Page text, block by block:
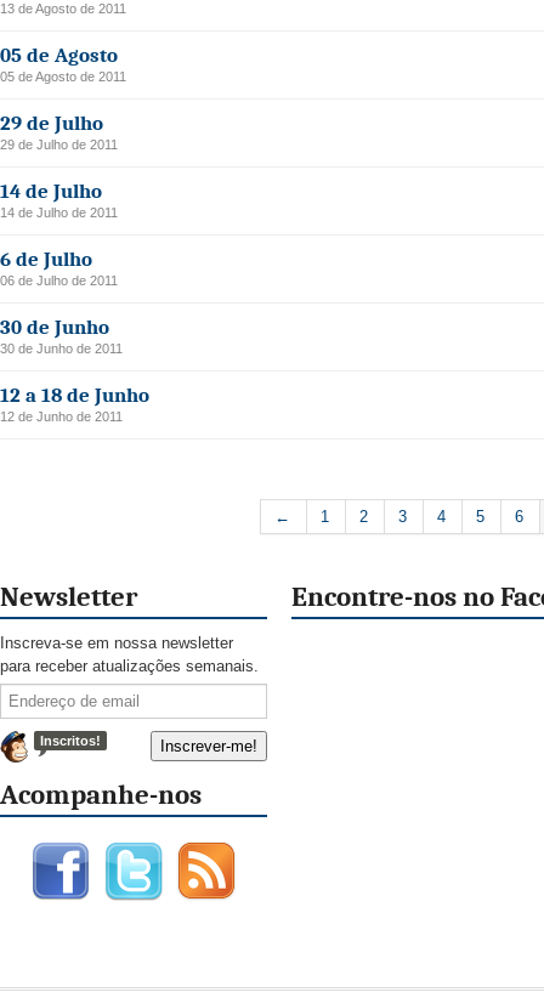
13 de Agosto de 2011
05 de Agosto
05 de Agosto de 2011
29 de Julho
29 de Julho de 2011
14 de Julho
14 de Julho de 2011
6 de Julho
06 de Julho de 2011
30 de Junho
30 de Junho de 2011
12 a 18 de Junho
12 de Junho de 2011
← 1 2 3 4 5 6
Newsletter
Inscreva-se em nossa newsletter
para receber atualizações semanais.
Inscritos!
Acompanhe-nos
Encontre-nos no